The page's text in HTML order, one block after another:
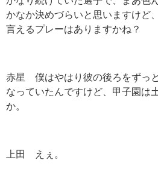
かなか決めづらいと思いますけど
言えるプレーはありますかね？
赤星 僕はやはり彼の後ろをずっ
なっていたんですけど、甲子園は
か。
上田 えぇ。